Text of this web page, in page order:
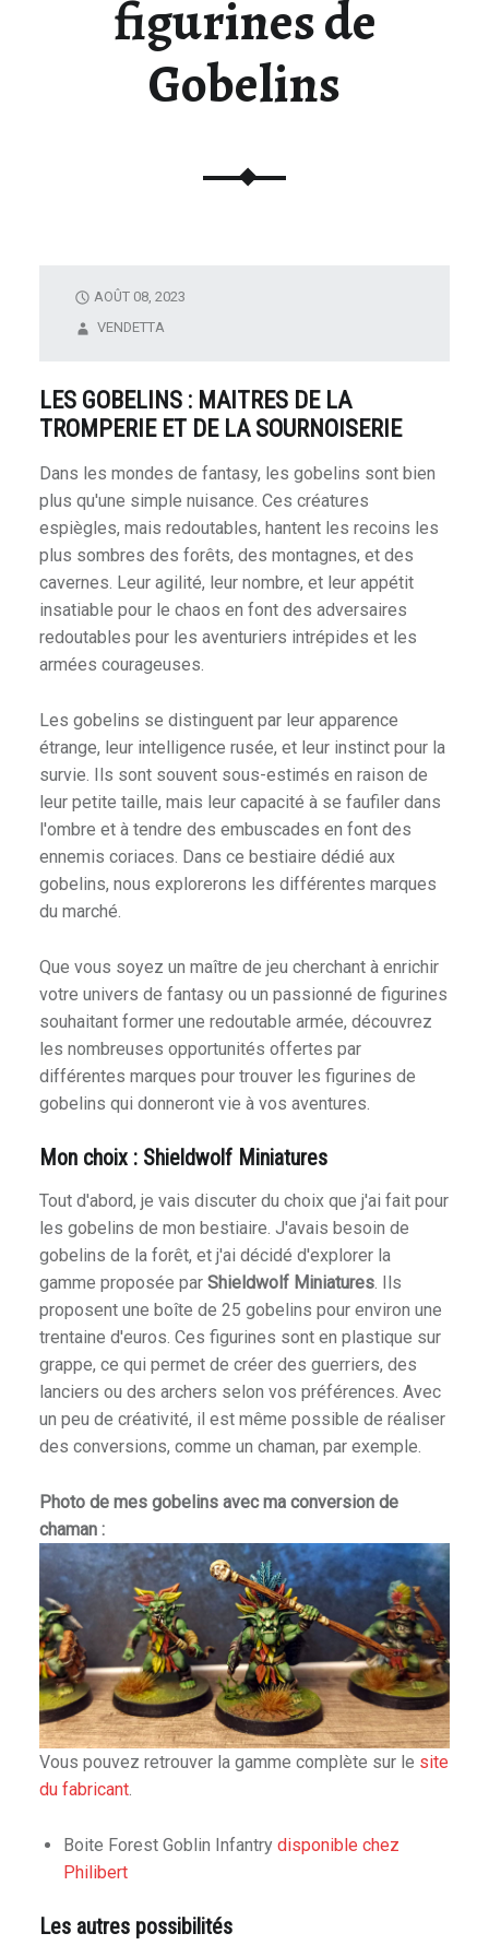
A
U
R
N
E
E
T
D
U
H
O
B
Y
.
figurines de
Gobelins
AOÛT 08, 2023
VENDETTA
LES GOBELINS : MAITRES DE LA
TROMPERIE ET DE LA SOURNOISERIE
Dans les mondes de fantasy, les gobelins sont bien
plus qu'une simple nuisance. Ces créatures
espiègles, mais redoutables, hantent les recoins les
plus sombres des forêts, des montagnes, et des
cavernes. Leur agilité, leur nombre, et leur appétit
insatiable pour le chaos en font des adversaires
redoutables pour les aventuriers intrépides et les
armées courageuses.
Les gobelins se distinguent par leur apparence
étrange, leur intelligence rusée, et leur instinct pour la
survie. Ils sont souvent sous-estimés en raison de
leur petite taille, mais leur capacité à se faufiler dans
l'ombre et à tendre des embuscades en font des
ennemis coriaces. Dans ce bestiaire dédié aux
gobelins, nous explorerons les différentes marques
du marché.
Que vous soyez un maître de jeu cherchant à enrichir
votre univers de fantasy ou un passionné de figurines
souhaitant former une redoutable armée, découvrez
les nombreuses opportunités offertes par
différentes marques pour trouver les figurines de
gobelins qui donneront vie à vos aventures.
Mon choix : Shieldwolf Miniatures
Tout d'abord, je vais discuter du choix que j'ai fait pour
les gobelins de mon bestiaire. J'avais besoin de
gobelins de la forêt, et j'ai décidé d'explorer la
gamme proposée par Shieldwolf Miniatures. Ils
proposent une boîte de 25 gobelins pour environ une
trentaine d'euros. Ces figurines sont en plastique sur
grappe, ce qui permet de créer des guerriers, des
lanciers ou des archers selon vos préférences. Avec
un peu de créativité, il est même possible de réaliser
des conversions, comme un chaman, par exemple.
Photo de mes gobelins avec ma conversion de
chaman :
Vous pouvez retrouver la gamme complète sur le site
du fabricant.
Boite Forest Goblin Infantry disponible chez
Philibert
Les autres possibilités